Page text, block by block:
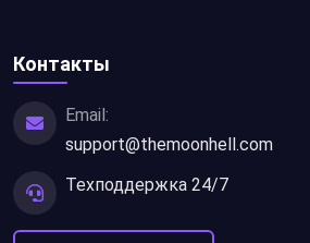
Контакты
Email:
support@themoonhell.com
Техподдержка 24/7